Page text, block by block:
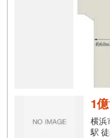
1
横浜
駅